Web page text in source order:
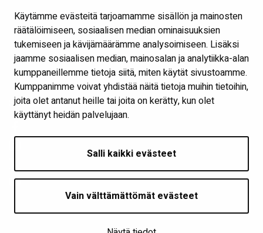
Käytämme evästeitä tarjoamamme sisällön ja mainosten
räätälöimiseen, sosiaalisen median ominaisuuksien
tukemiseen ja kävijämäärämme analysoimiseen. Lisäksi
jaamme sosiaalisen median, mainosalan ja analytiikka-alan
kumppaneillemme tietoja siitä, miten käytät sivustoamme.
Kumppanimme voivat yhdistää näitä tietoja muihin tietoihin,
joita olet antanut heille tai joita on kerätty, kun olet
käyttänyt heidän palvelujaan.
Salli kaikki evästeet
Vain välttämättömät evästeet
Ota yhteyttä
Verkkokirjasto
Kaikki kirjaston some-kanavat
Näytä evästeasetukseni
Seuraa meitä